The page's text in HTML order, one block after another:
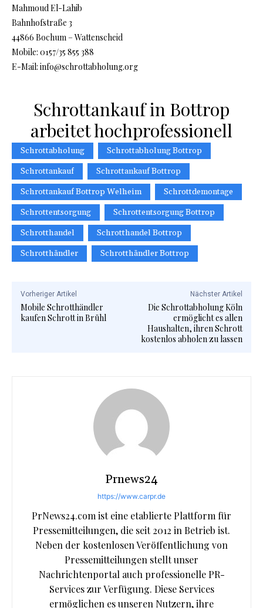
Mahmoud El-Lahib
Bahnhofstraße 3
44866 Bochum – Wattenscheid
Mobile: 0157/35 855 388
E-Mail: info@schrottabholung.org
Schrottankauf in Bottrop
arbeitet hochprofessionell
Schrottabholung
Schrottabholung Bottrop
Schrottankauf
Schrottankauf Bottrop
Schrottankauf Bottrop Welheim
Schrottdemontage
Schrottentsorgung
Schrottentsorgung Bottrop
Schrotthandel
Schrotthandel Bottrop
Schrotthändler
Schrotthändler Bottrop
Vorheriger Artikel
Mobile Schrotthändler
kaufen Schrott in Brühl
Nächster Artikel
Die Schrottabholung Köln
ermöglicht es allen
Haushalten, ihren Schrott
kostenlos abholen zu lassen
Prnews24
https://www.carpr.de
PrNews24.com ist eine etablierte Plattform für
Pressemitteilungen, die seit 2012 in Betrieb ist.
Neben der kostenlosen Veröffentlichung von
Pressemitteilungen stellt unser
Nachrichtenportal auch professionelle PR-
Services zur Verfügung. Diese Services
ermöglichen es unseren Nutzern, ihre